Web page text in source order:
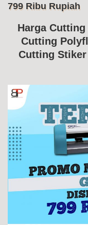
799 Ribu Rupiah
Harga Cutting
Cutting
Cutting